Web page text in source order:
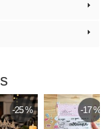
-25 % -17 %